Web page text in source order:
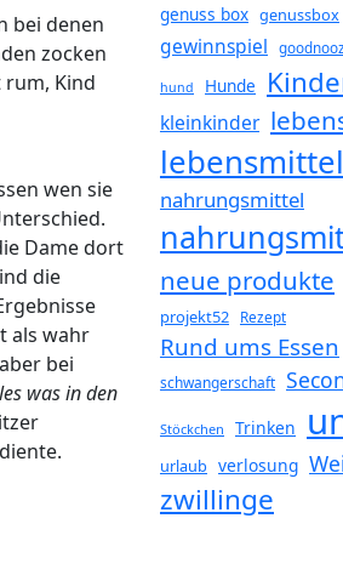
bei denen
zocken
rum, Kind
wen sie
Dame dort
die
als wahr
bei
was in den
genuss box genussbox
gewinnspiel goodnooz
hund Hunde
kleinkinder
nahrungsmittel
neue produkte
projekt52 Rezept
Rund ums Essen
schwangerschaft
Stöckchen Trinken
urlaub verlosung
zwillinge